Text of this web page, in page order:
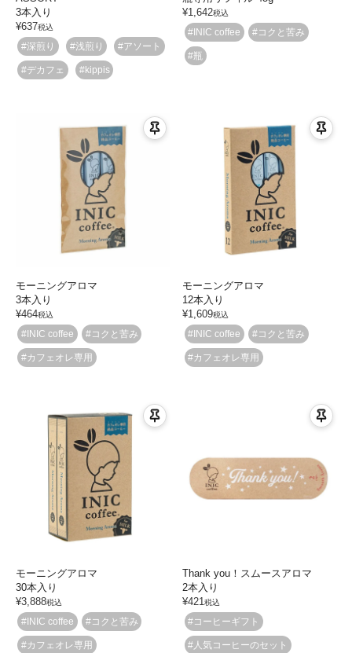
3本入り
¥637税込
#深煎り #浅煎り #アソート
#デカフェ #kippis
¥1,642税込
#INIC coffee #コクと苦み
#瓶
モーニングアロマ
3本入り
¥464税込
#INIC coffee #コクと苦み
#カフェオレ専用
モーニングアロマ
12本入り
¥1,609税込
#INIC coffee #コクと苦み
#カフェオレ専用
モーニングアロマ
30本入り
¥3,888税込
#INIC coffee #コクと苦み
#カフェオレ専用
Thank you！スムースアロマ
2本入り
¥421税込
#コーヒーギフト
#人気コーヒーのセット